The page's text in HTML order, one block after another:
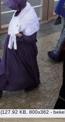
(127.92 KB, 800x362 -